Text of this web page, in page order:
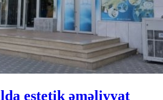
estetik əməliyyat